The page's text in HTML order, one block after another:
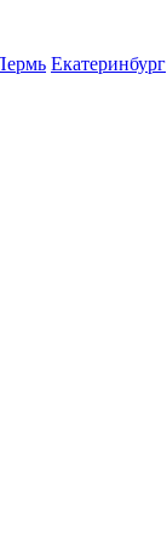
Екатеринбург